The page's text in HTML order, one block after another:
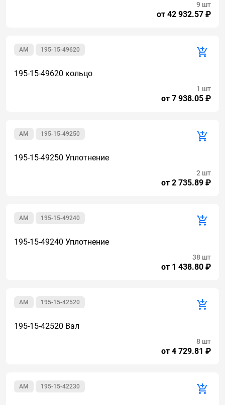
от 42 932.57 ₽
9 шт
195-15-49620
AM
195-15-49620 кольцо
от 7 938.05 ₽
1 шт
195-15-49250
AM
195-15-49250 Уплотнение
от 2 735.89 ₽
2 шт
195-15-49240
AM
195-15-49240 Уплотнение
от 1 438.80 ₽
38 шт
195-15-42520
AM
195-15-42520 Вал
от 4 729.81 ₽
8 шт
195-15-42230
AM